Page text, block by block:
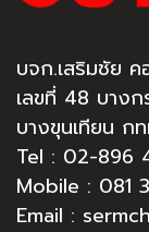
บจก.เสริมชัย
เลขที่ 48 บาง
บางขุนเทียน ก
Tel : 02-896
Mobile : 081
Email :